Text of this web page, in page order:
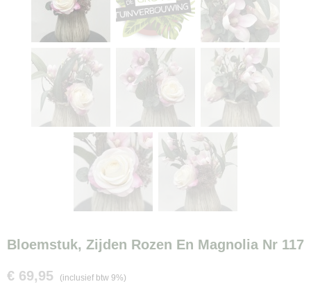
Bloemstuk, Zijden Rozen En Magnolia Nr 117
€ 69,95 (inclusief btw 9%)